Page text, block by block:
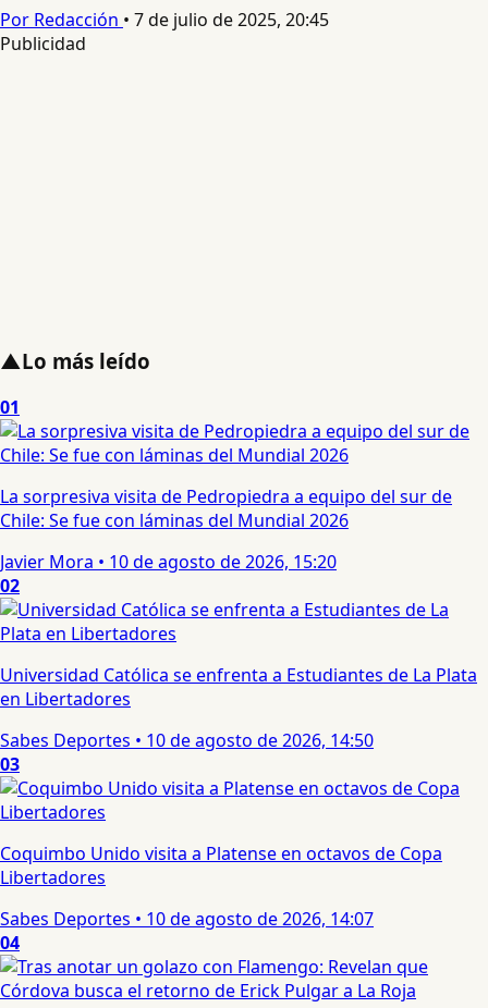
Por Redacción • 7 de julio de 2025, 20:45
Publicidad
▲Lo más leído
01
La sorpresiva visita de Pedropiedra a equipo del sur de
Chile: Se fue con láminas del Mundial 2026
Javier Mora • 10 de agosto de 2026, 15:20
02
Universidad Católica se enfrenta a Estudiantes de La Plata
en Libertadores
Sabes Deportes • 10 de agosto de 2026, 14:50
03
Coquimbo Unido visita a Platense en octavos de Copa
Libertadores
Sabes Deportes • 10 de agosto de 2026, 14:07
04